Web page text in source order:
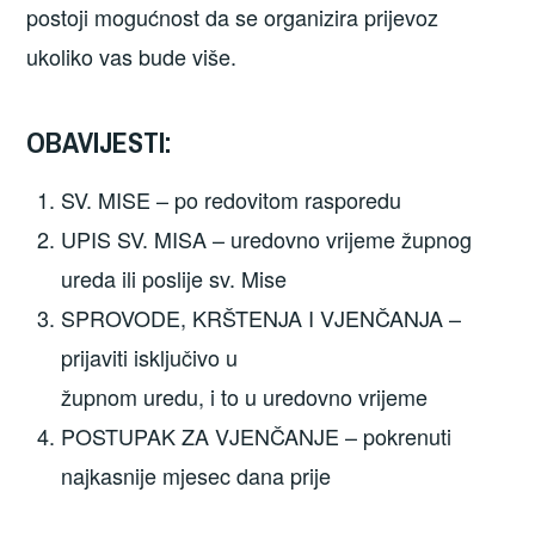
postoji mogućnost da se organizira prijevoz
ukoliko vas bude više.
OBAVIJESTI:
SV. MISE – po redovitom rasporedu
UPIS SV. MISA – uredovno vrijeme župnog
ureda ili poslije sv. Mise
SPROVODE, KRŠTENJA I VJENČANJA –
prijaviti isključivo u
župnom uredu, i to u uredovno vrijeme
POSTUPAK ZA VJENČANJE – pokrenuti
najkasnije mjesec dana prije